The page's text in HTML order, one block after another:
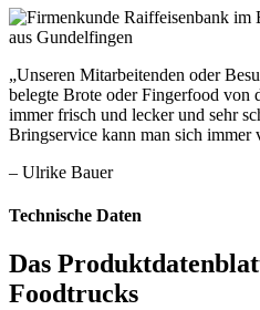
„Unseren Mitarbeitenden oder
belegte Brote oder Fingerfood von
immer frisch und lecker und sehr
Bringservice kann man sich immer
– Ulrike Bauer
Technische Daten
Das
Foodtrucks